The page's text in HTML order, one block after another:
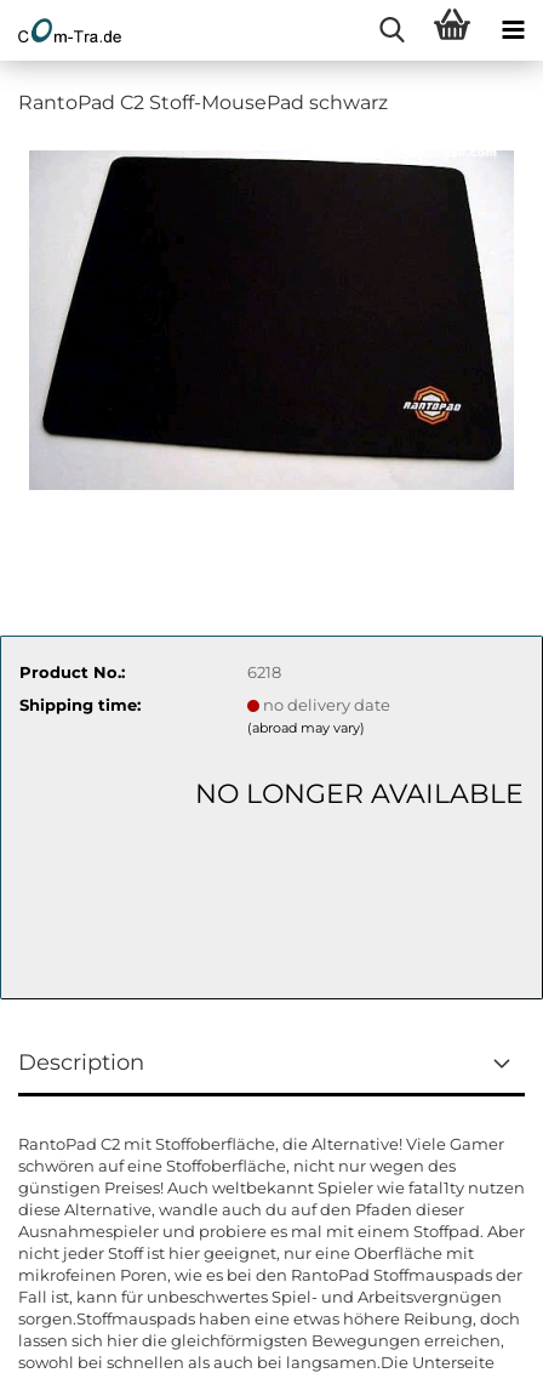
RantoPad C2 Stoff-MousePad schwarz
Product No.:
6218
Shipping time:
no delivery date
(abroad may vary)
NO LONGER AVAILABLE
Description
RantoPad C2 mit Stoffoberfläche, die Alternative! Viele Gamer
schwören auf eine Stoffoberfläche, nicht nur wegen des
günstigen Preises! Auch weltbekannt Spieler wie fatal1ty nutzen
diese Alternative, wandle auch du auf den Pfaden dieser
Ausnahmespieler und probiere es mal mit einem Stoffpad. Aber
nicht jeder Stoff ist hier geeignet, nur eine Oberfläche mit
mikrofeinen Poren, wie es bei den RantoPad Stoffmauspads der
Fall ist, kann für unbeschwertes Spiel- und Arbeitsvergnügen
sorgen.Stoffmauspads haben eine etwas höhere Reibung, doch
lassen sich hier die gleichförmigsten Bewegungen erreichen,
sowohl bei schnellen als auch bei langsamen.Die Unterseite